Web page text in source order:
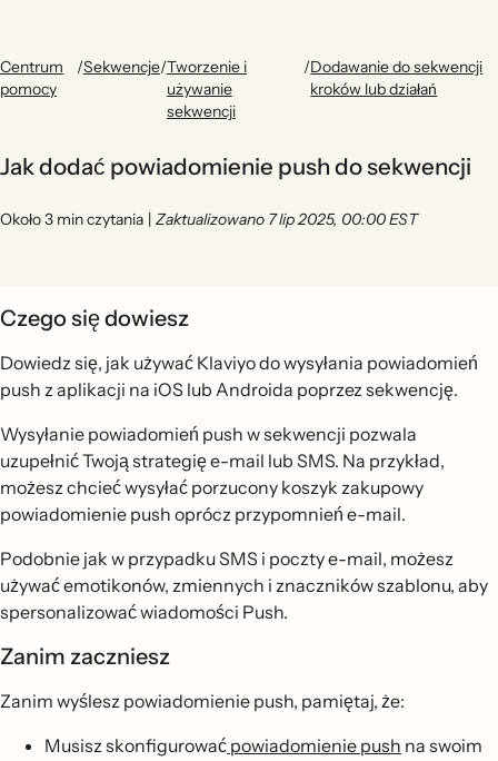
Centrum
pomocy
/Sekwencje/Tworzenie i
używanie
sekwencji
/Dodawanie do sekwencji
kroków lub działań
Jak dodać powiadomienie push do sekwencji
Około 3 min czytania | Zaktualizowano 7 lip 2025, 00:00 EST
Czego się dowiesz
Dowiedz się, jak używać Klaviyo do wysyłania powiadomień
push z aplikacji na iOS lub Androida poprzez sekwencję.
Wysyłanie powiadomień push w sekwencji pozwala
uzupełnić Twoją strategię e-mail lub SMS. Na przykład,
możesz chcieć wysyłać porzucony koszyk zakupowy
powiadomienie push oprócz przypomnień e-mail.
Podobnie jak w przypadku SMS i poczty e-mail, możesz
używać emotikonów, zmiennych i znaczników szablonu, aby
spersonalizować wiadomości Push.
Zanim zaczniesz
Zanim wyślesz powiadomienie push, pamiętaj, że:
Musisz skonfigurować powiadomienie push na swoim